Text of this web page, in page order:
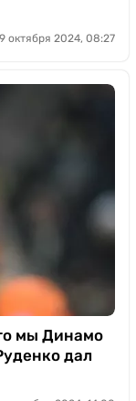
октября 2024, 08:27
мы Динамо
дал